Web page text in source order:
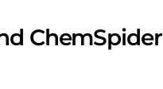
ChemSpider